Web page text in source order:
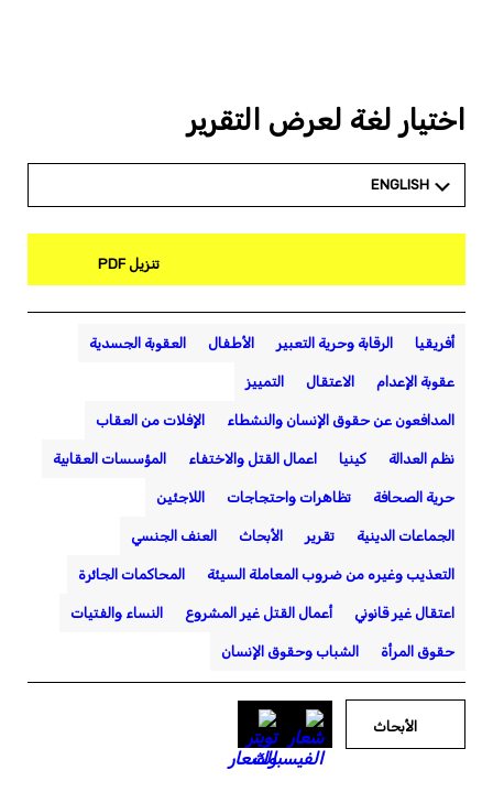
اختيار لغة لعرض التقرير
ENGLISH
تنزيل PDF
أفريقيا الرقابة وحرية التعبير الأطفال العقوبة الجسدية
عقوبة الإعدام الاعتقال التمييز
المدافعون عن حقوق الإنسان والنشطاء الإفلات من العقاب
نظم العدالة كينيا اعمال القتل والاختفاء المؤسسات العقابية
حرية الصحافة تظاهرات واحتجاجات اللاجئين
الجماعات الدينية تقرير الأبحاث العنف الجنسي
التعذيب وغيره من ضروب المعاملة السيئة المحاكمات الجائرة
اعتقال غير قانوني أعمال القتل غير المشروع النساء والفتيات
حقوق المرأة الشباب وحقوق الإنسان
الأبحاث